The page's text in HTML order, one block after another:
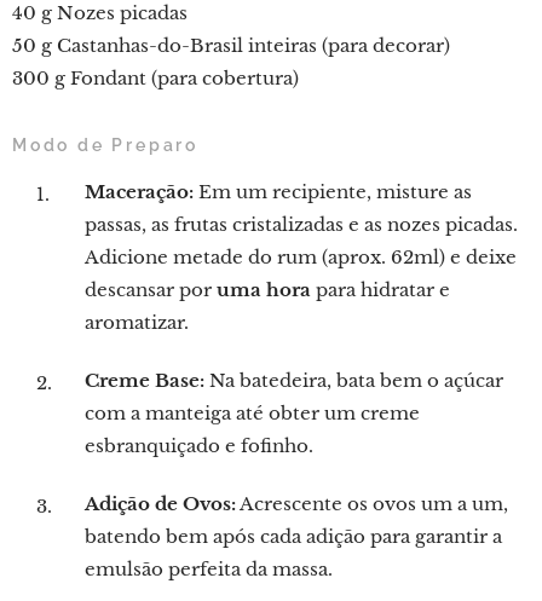
40 g Nozes picadas
50 g Castanhas-do-Brasil inteiras (para decorar)
300 g Fondant (para cobertura)
Modo de Preparo
Maceração: Em um recipiente, misture as
passas, as frutas cristalizadas e as nozes picadas.
Adicione metade do rum (aprox. 62ml) e deixe
descansar por uma hora para hidratar e
aromatizar.
Creme Base: Na batedeira, bata bem o açúcar
com a manteiga até obter um creme
esbranquiçado e fofinho.
Adição de Ovos:Acrescente os ovos um a um,
batendo bem após cada adição para garantir a
emulsão perfeita da massa.